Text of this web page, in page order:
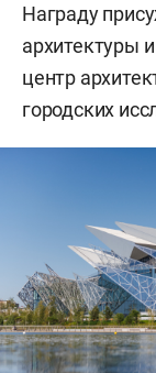
Награду
архитектуры
центр
городских